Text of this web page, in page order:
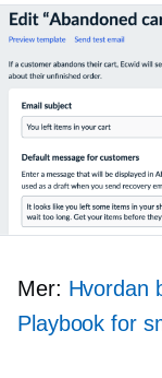
Mer: Hvordan
Playbook for